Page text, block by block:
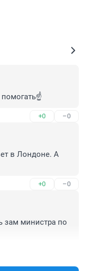
+0 –0
в Лондоне. А
+0 –0
зам министра по